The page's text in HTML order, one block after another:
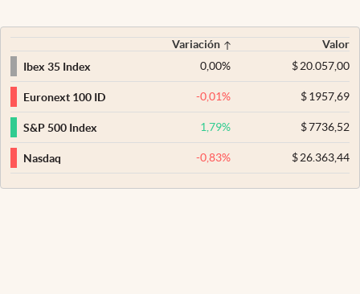
Variación
Valor
Ibex 35 Index
0,00% $20.057,00
Euronext 100 ID -0,01% $1957,69
S&P 500 Index 1,79% $7736,52
Nasdaq -0,83% $26.363,44